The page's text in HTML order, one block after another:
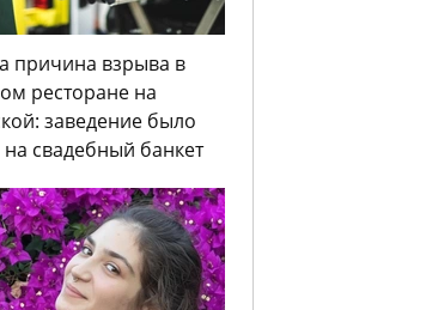
причина взрыва в
ресторане на
заведение было
свадебный банкет